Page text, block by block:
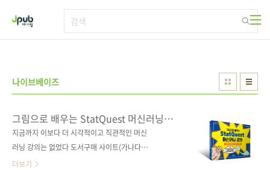
나이브베이즈
그림으로 배우는 StatQuest 머신러닝
강의
지금까지 이보다 더 시각적이고 직관적인 머신
러닝 강의는 없었다 도서구매 사이트(가나다순)
[교보문고] [도서11번가] [알라딘] [예스이십사]
더보기